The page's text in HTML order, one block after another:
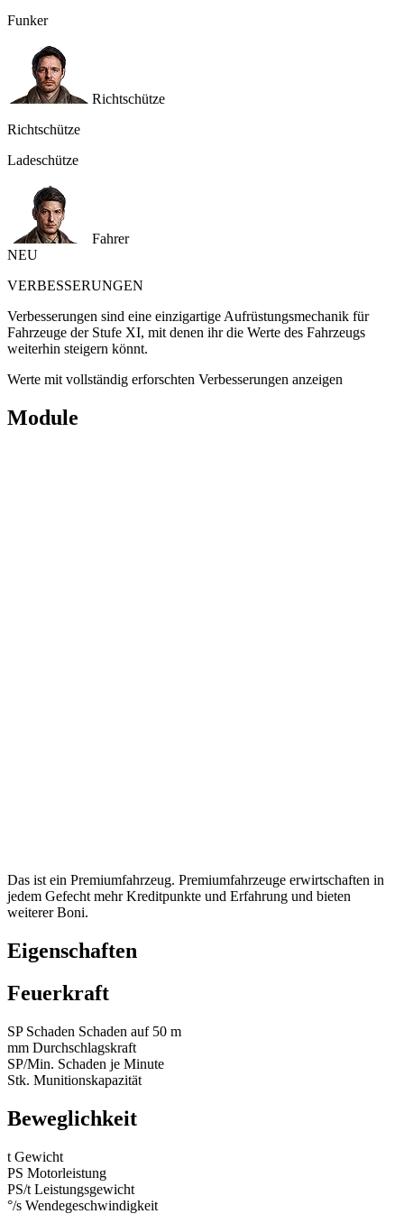
Funker
Richtschütze
Richtschütze
Ladeschütze
Fahrer
NEU
VERBESSERUNGEN
Verbesserungen sind eine einzigartige Aufrüstungsmechanik für
Fahrzeuge der Stufe XI, mit denen ihr die Werte des Fahrzeugs
weiterhin steigern könnt.
Werte mit vollständig erforschten Verbesserungen anzeigen
Module
Das ist ein Premiumfahrzeug. Premiumfahrzeuge erwirtschaften in
jedem Gefecht mehr Kreditpunkte und Erfahrung und bieten
weiterer Boni.
Eigenschaften
Feuerkraft
SP Schaden Schaden auf 50 m
mm Durchschlagskraft
SP/Min. Schaden je Minute
Stk. Munitionskapazität
Beweglichkeit
t Gewicht
PS Motorleistung
PS/t Leistungsgewicht
°/s Wendegeschwindigkeit